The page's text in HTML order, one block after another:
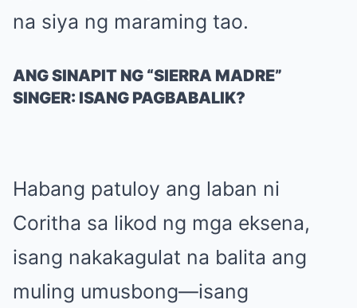
na siya ng maraming tao.
ANG SINAPIT NG “SIERRA MADRE”
SINGER: ISANG PAGBABALIK?
Habang patuloy ang laban ni
Coritha sa likod ng mga eksena,
isang nakakagulat na balita ang
muling umusbong—isang